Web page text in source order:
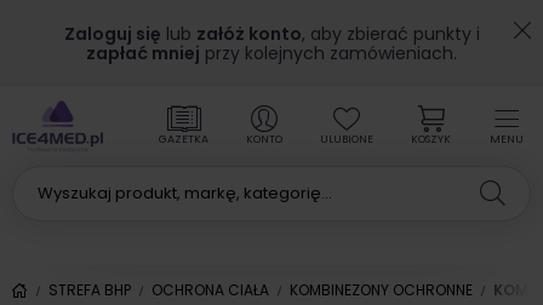
Zaloguj się lub załóż konto, aby zbierać punkty i
zapłać mniej przy kolejnych zamówieniach.
MENU
GAZETKA KONTO ULUBIONE KOSZYK
STREFA BHP OCHRONA CIAŁA KOMBINEZONY OCHRONNE